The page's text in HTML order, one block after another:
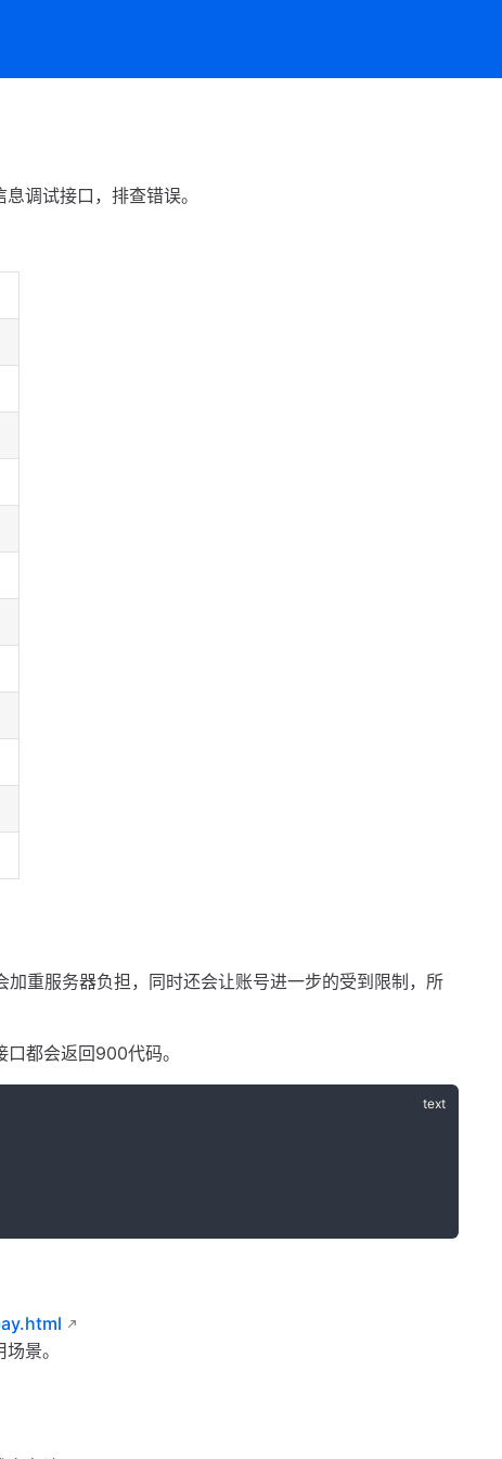
调试接口，排查错误。
重服务器负担，同时还会让账号进一步的受到限制，所
都会返回900代码。
景。